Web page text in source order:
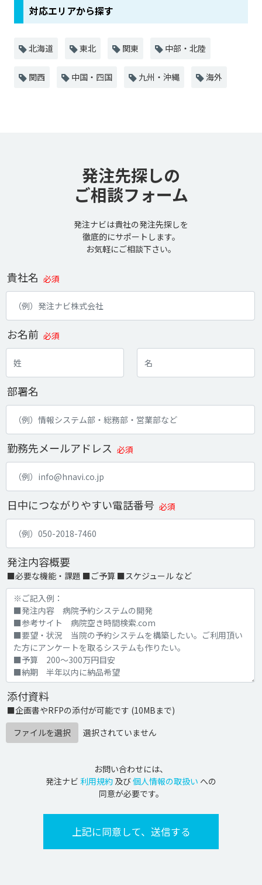
対応エリアから探す
北海道 東北 関東 中部・北陸
関西 中国・四国 九州・沖縄 海外
発注先探しの
ご相談フォーム
発注ナビは貴社の発注先探しを
徹底的にサポートします。
お気軽にご相談下さい。
貴社名 必須
お名前 必須
部署名
勤務先メールアドレス 必須
日中につながりやすい電話番号 必須
発注内容概要
■必要な機能・課題 ■ご予算 ■スケジュール など
添付資料
■企画書やRFPの添付が可能です (10MBまで)
ファイルを選択
選択されていません
お問い合わせには、
発注ナビ 利用規約 及び個人情報の取扱い への
同意が必要です。